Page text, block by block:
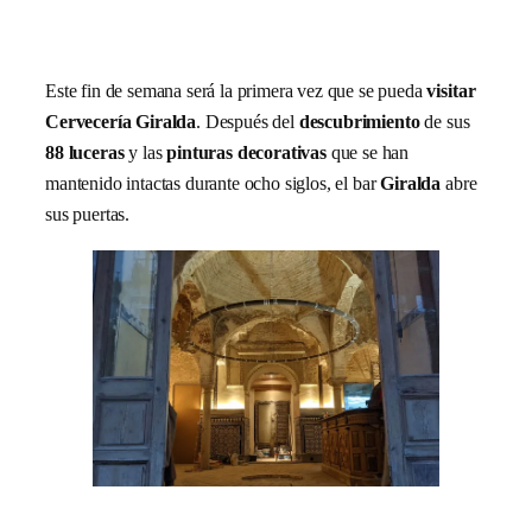
Este fin de semana será la primera vez que se puedavisitar
Cervecería Giralda. Después del descubrimientode sus
88 lucerasy laspinturas decorativasque se han
mantenido intactas durante ocho siglos, el barGiraldaabre
sus puertas.